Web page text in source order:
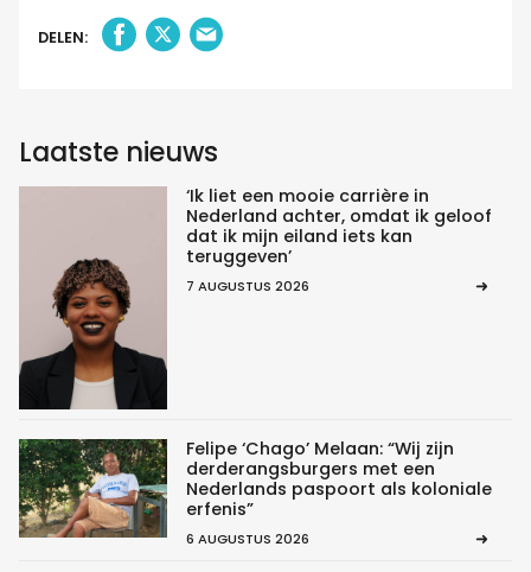
DELEN:
Laatste nieuws
‘Ik liet een mooie carrière in
Nederland achter, omdat ik geloof
dat ik mijn eiland iets kan
teruggeven’
7 AUGUSTUS 2026
Felipe ‘Chago’ Melaan: “Wij zijn
derderangsburgers met een
Nederlands paspoort als koloniale
erfenis”
6 AUGUSTUS 2026